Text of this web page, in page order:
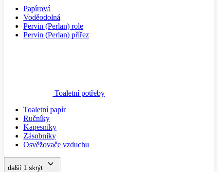
Papírová
Voděodolná
Pervin (Perlan) role
Pervin (Perlan) přířez
Toaletní potřeby
Toaletní papír
Ručníky
Kapesníky
Zásobníky
Osvěžovače vzduchu
další 1 skrýt